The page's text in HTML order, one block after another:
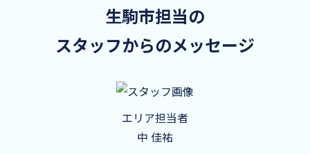
生駒市担当の
スタッフからのメッセージ
エリア担当者
中 佳祐